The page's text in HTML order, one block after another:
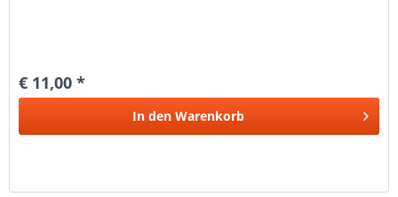
€ 11,00 *
In den Warenkorb